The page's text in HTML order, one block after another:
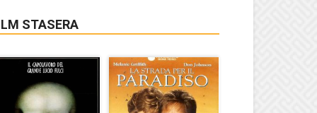
STASERA